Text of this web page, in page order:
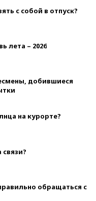
с собой в отпуск?
лета – 2026
добившиеся
на курорте?
обращаться с